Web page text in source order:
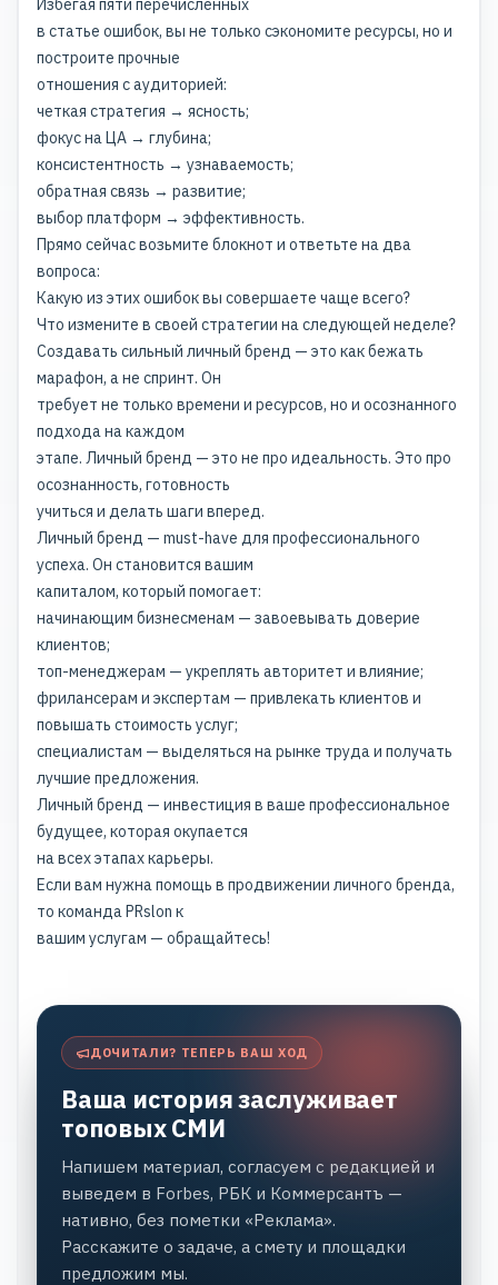
Избегая пяти перечисленных
в статье ошибок, вы не только сэкономите ресурсы, но и
построите прочные
отношения с аудиторией:
четкая стратегия → ясность;
фокус на ЦА → глубина;
консистентность → узнаваемость;
обратная связь → развитие;
выбор платформ → эффективность.
Прямо сейчас возьмите блокнот и ответьте на два
вопроса:
Какую из этих ошибок вы совершаете чаще всего?
Что измените в своей стратегии на следующей неделе?
Создавать сильный личный бренд — это как бежать
марафон, а не спринт. Он
требует не только времени и ресурсов, но и осознанного
подхода на каждом
этапе. Личный бренд — это не про идеальность. Это про
осознанность, готовность
учиться и делать шаги вперед.
Личный бренд — must-have для профессионального
успеха. Он становится вашим
капиталом, который помогает:
начинающим бизнесменам — завоевывать доверие
клиентов;
топ-менеджерам — укреплять авторитет и влияние;
фрилансерам и экспертам — привлекать клиентов и
повышать стоимость услуг;
специалистам — выделяться на рынке труда и получать
лучшие предложения.
Личный бренд — инвестиция в ваше профессиональное
будущее, которая окупается
на всех этапах карьеры.
Если вам нужна помощь в продвижении личного бренда,
то команда PRslon к
вашим услугам — обращайтесь!
ДОЧИТАЛИ? ТЕПЕРЬ ВАШ ХОД
Ваша история заслуживает
топовых СМИ
Напишем материал, согласуем с редакцией и
выведем в Forbes, РБК и Коммерсантъ —
нативно, без пометки «Реклама».
Расскажите о задаче, а смету и площадки
предложим мы.